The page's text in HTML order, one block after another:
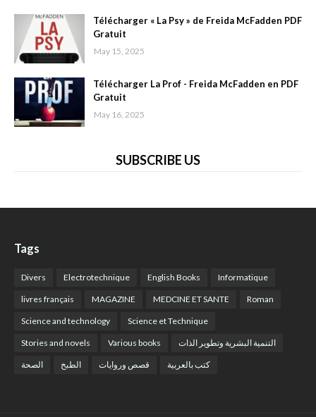
Télécharger « La Psy » de Freida McFadden PDF
Gratuit
May 15, 2025
Télécharger La Prof - Freida McFadden en PDF
Gratuit
May 16, 2025
SUBSCRIBE US
Tags
Divers Electrotechnique English Books Informatique
livres français MAGAZINE MEDCINE ET SANTE Roman
Science and technology Science et Technique
Stories and novels Various books التنمية البشرية وتطوير الذات
الصحة الطبخ قصص وروايات كتب بالعربية